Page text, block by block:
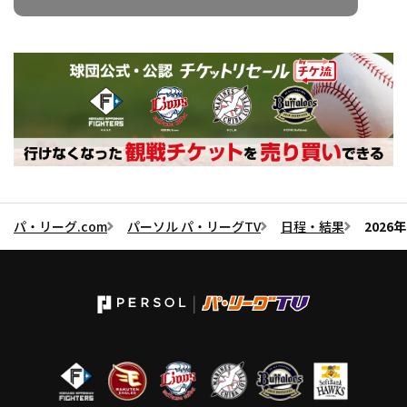
パ・リーグ.com パーソル パ・リーグTV 日程・結果 2026